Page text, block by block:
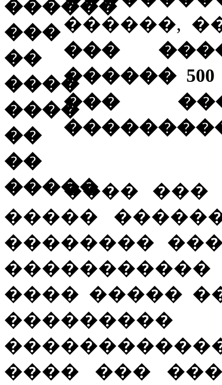
������,
���
������
���
���� ���
�����
��������
���� �����
���� ���